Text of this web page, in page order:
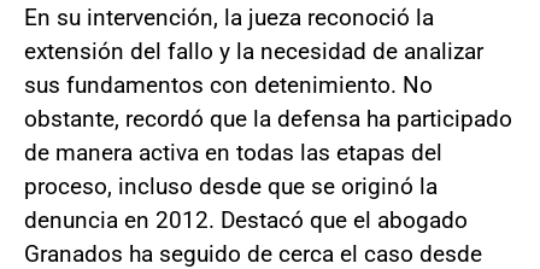
En su intervención, la jueza reconoció la
extensión del fallo y la necesidad de analizar
sus fundamentos con detenimiento. No
obstante, recordó que la defensa ha participado
de manera activa en todas las etapas del
proceso, incluso desde que se originó la
denuncia en 2012. Destacó que el abogado
Granados ha seguido de cerca el caso desde